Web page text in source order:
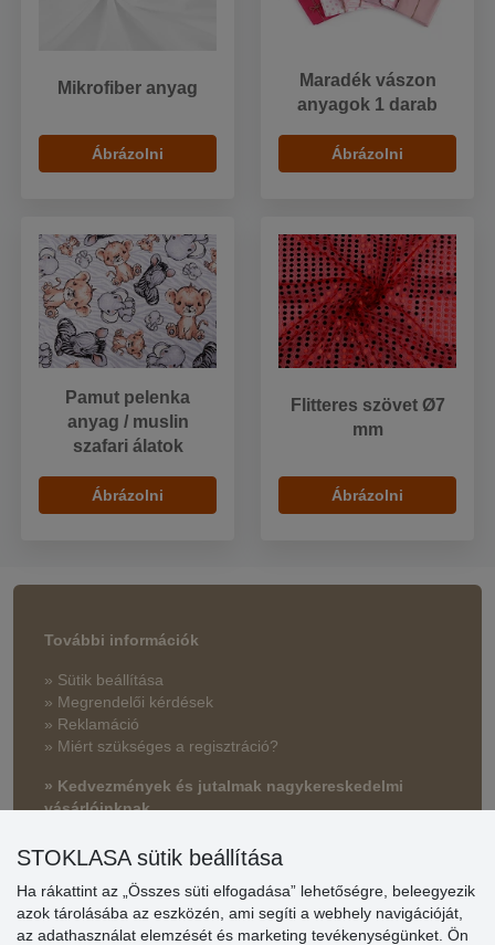
Mikrofiber anyag
Ábrázolni
Maradék vászon
anyagok 1 darab
Ábrázolni
Pamut pelenka
anyag / muslin
szafari álatok
Ábrázolni
Flitteres szövet Ø7
mm
Ábrázolni
További információk
» Sütik beállítása
» Megrendelői kérdések
» Reklamáció
» Miért szükséges a regisztráció?
» Kedvezmények és jutalmak nagykereskedelmi
vásárlóinknak
» Súgó
Vásárlók
STOKLASA sütik beállítása
Ha rákattint az „Összes süti elfogadása” lehetőségre, beleegyezik
azok tárolásába az eszközén, ami segíti a webhely navigációját,
az adathasználat elemzését és marketing tevékenységünket. Ön